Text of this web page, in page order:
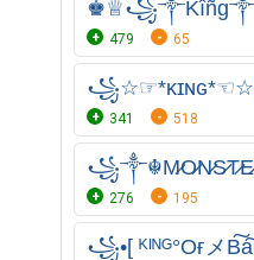
479 65
341 518
276 195
꧁•[ ᴷᴵᴺᴳ°Oғメ